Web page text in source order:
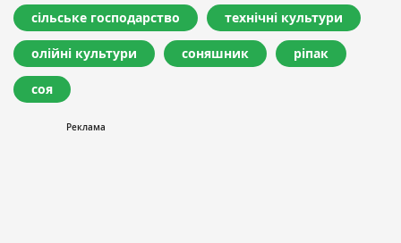
сільське господарство технічні культури
олійні культури соняшник ріпак
соя